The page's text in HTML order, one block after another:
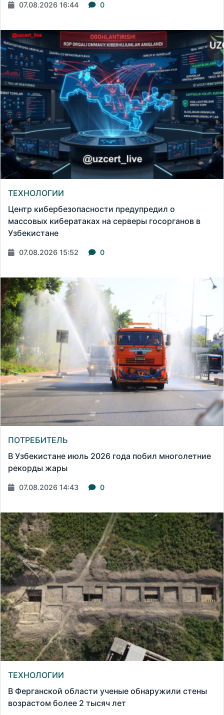
07.08.2026 16:44 0
ТЕХНОЛОГИИ
Центр кибербезопасности предупредил о
массовых кибератаках на серверы госорганов в
Узбекистане
07.08.2026 15:52 0
ПОТРЕБИТЕЛЬ
В Узбекистане июль 2026 года побил многолетние
рекорды жары
07.08.2026 14:43 0
ТЕХНОЛОГИИ
В Ферганской области ученые обнаружили стены
возрастом более 2 тысяч лет